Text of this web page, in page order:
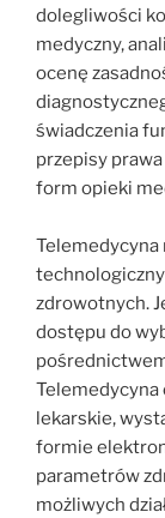
dolegliwości
medyczny,
ocenę
świadczenia
przepisy
form opieki
Telemedycyna
zdrowotnych.
dostępu do
lekarskie,
formie
parametrów
możliwych